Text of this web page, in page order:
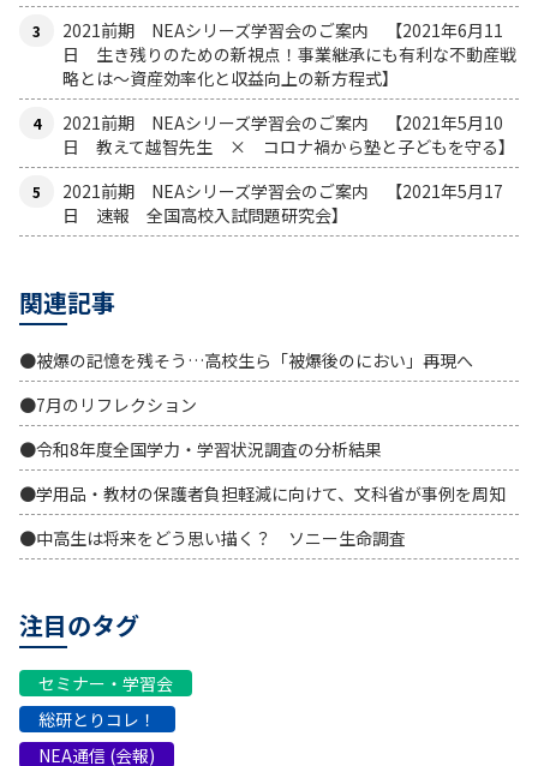
2021前期 NEAシリーズ学習会のご案内 【2021年6月11
日 生き残りのための新視点！事業継承にも有利な不動産戦
略とは〜資産効率化と収益向上の新方程式】
2021前期 NEAシリーズ学習会のご案内 【2021年5月10
日 教えて越智先生 × コロナ禍から塾と子どもを守る】
2021前期 NEAシリーズ学習会のご案内 【2021年5月17
日 速報 全国高校入試問題研究会】
関連記事
●被爆の記憶を残そう…高校生ら「被爆後のにおい」再現へ
●7月のリフレクション
●令和8年度全国学力・学習状況調査の分析結果
●学用品・教材の保護者負担軽減に向けて、文科省が事例を周知
●中高生は将来をどう思い描く？ ソニー生命調査
注目のタグ
セミナー・学習会
総研とりコレ！
NEA通信 (会報)